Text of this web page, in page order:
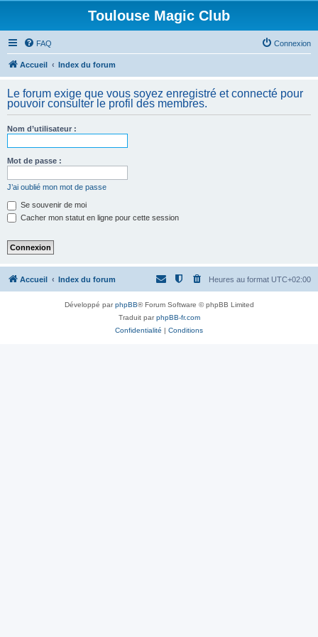
Toulouse Magic Club
FAQ Connexion
Accueil Index du forum
Le forum exige que vous soyez enregistré et connecté pour
pouvoir consulter le profil des membres.
Nom d’utilisateur :
Mot de passe :
J’ai oublié mon mot de passe
Se souvenir de moi
Cacher mon statut en ligne pour cette session
Accueil Index du forum Heures au format UTC+02:00
Développé parphpBB® Forum Software © phpBB Limited
Traduit parphpBB-fr.com
Confidentialité | Conditions